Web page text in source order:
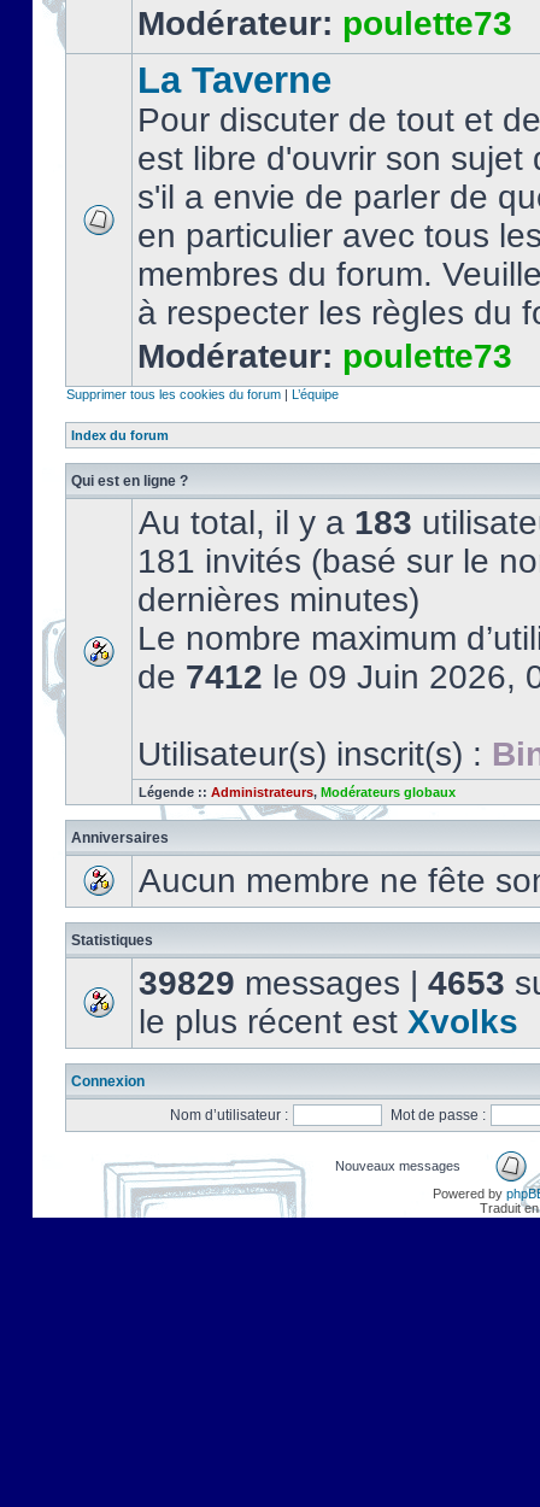
Modérateur: poulette73
La Taverne
Pour discuter de tout et
est libre d'ouvrir son sujet
s'il a envie de parler de
en particulier avec tous
membres du forum.
à respecter les règles du
Modérateur: poulette73
Supprimer tous les cookies du forum | L’équipe
Index du forum
Qui est en ligne ?
Au total, il y a 183
181 invités (basé sur le
dernières minutes)
Le nombre maximum
de 7412 le 09 Juin 2026,
Utilisateur(s) inscrit(s) :
Légende :: Administrateurs, Modérateurs globaux
Anniversaires
Aucun membre ne fête
Statistiques
39829 messages | 4653
le plus récent est Xvolks
Connexion
Nom d’utilisateur :
Mot de passe :
Nouveaux messages
Powered by
Traduit